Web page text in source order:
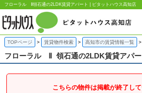
フローラル Ⅱ領石通の2LDK賃貸アパート | ピタットハウス高知店
TOPページ 賃貸物件検索 高知市の賃貸情報一覧
フローラル Ⅱ 領石通の2LDK賃貸アパー
こちらの物件は掲載が終了して